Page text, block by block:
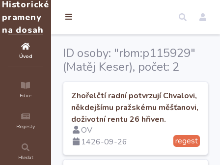
Historické
prameny
na dosah
Úvod
Edice
Regesty
Hledat
ID osoby: "rbm:p115929"
(Matěj Keser), počet: 2
Zhořelčtí radní potvrzují Chvalovi,
někdejšímu pražskému měšťanovi,
doživotní rentu 26 hřiven.
OV
1426-09-26
regest